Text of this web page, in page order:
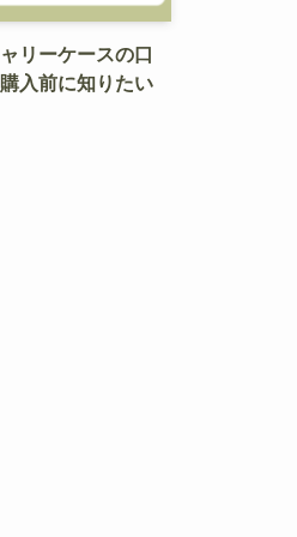
リーケースの口
入前に知りたい